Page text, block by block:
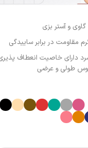
و آستر بزی
مقاومت در برابر ساییدگی
دارای خاصیت انعطاف
طولی و عرضی